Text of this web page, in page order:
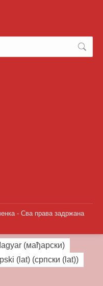
- Сва права задржана
(мађарски)
(lat)(српски (lat))